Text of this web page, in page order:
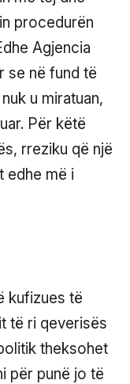
procedurën
Agjencia
se në fund të
u miratuan,
Për këtë
rreziku që një
edhe më i
kufizues të
të ri qeverisës
theksohet
për punë jo të